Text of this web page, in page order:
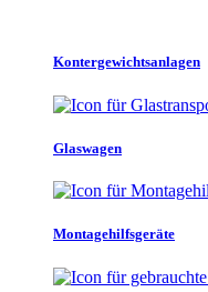
Kontergewichtsanlagen
Glaswagen
Montagehilfsgeräte